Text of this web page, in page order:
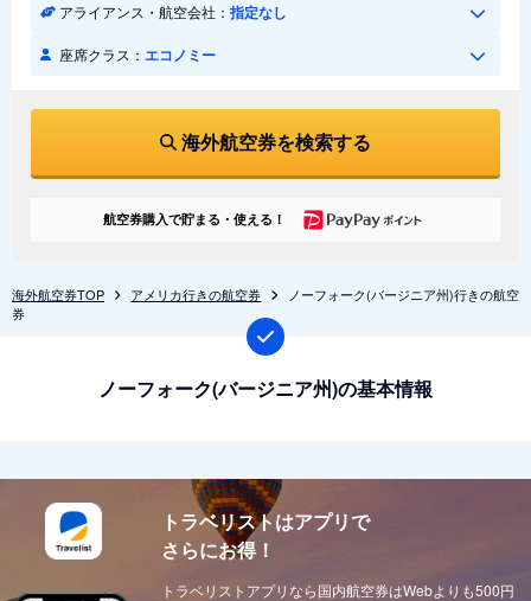
アライアンス・航空会社： 指定なし
座席クラス： エコノミー
海外航空券を検索する
航空券購入で貯まる・使える！
海外航空券TOP アメリカ行きの航空券
ノーフォーク(バージニア州)行きの航空
券
ノーフォーク(バージニア州)の基本情報
トラベリストはアプリで
さらにお得！
トラベリストアプリなら国内航空券はWebよりも500円